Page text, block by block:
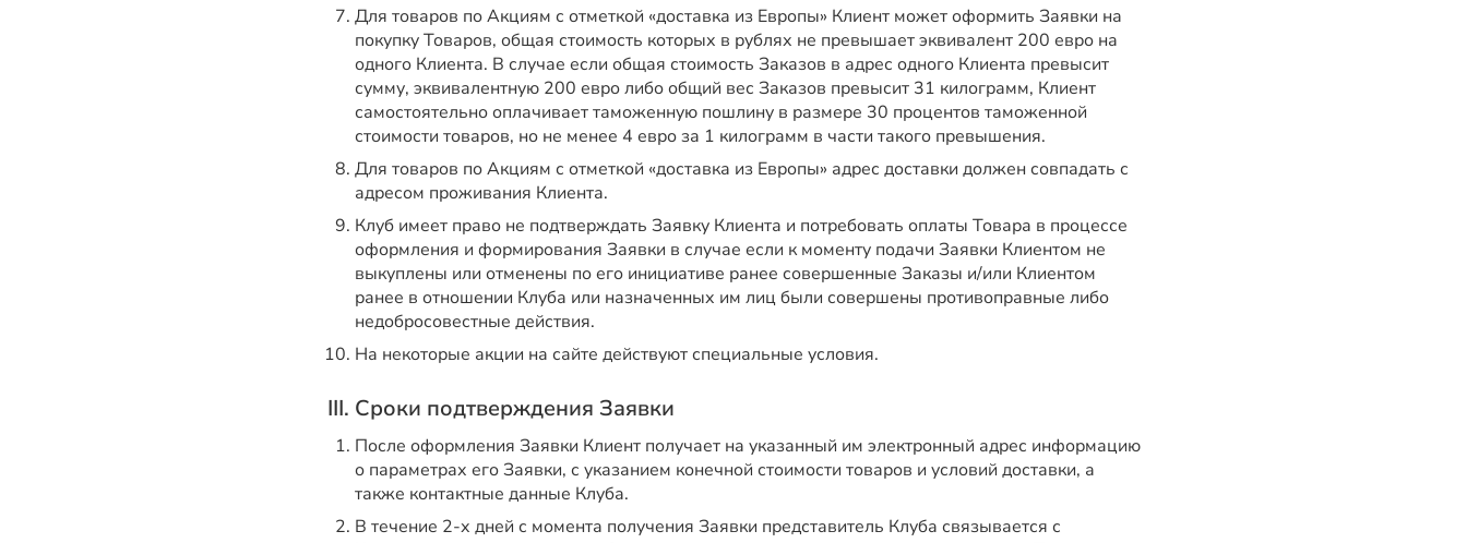
Для товаров по Акциям с отметкой «доставка из Европы» Клиент может оформить Заявки на
покупку Товаров, общая стоимость которых в рублях не превышает эквивалент 200 евро на
одного Клиента. В случае если общая стоимость Заказов в адрес одного Клиента превысит
сумму, эквивалентную 200 евро либо общий вес Заказов превысит 31 килограмм, Клиент
самостоятельно оплачивает таможенную пошлину в размере 30 процентов таможенной
стоимости товаров, но не менее 4 евро за 1 килограмм в части такого превышения.
Для товаров по Акциям с отметкой «доставка из Европы» адрес доставки должен совпадать с
адресом проживания Клиента.
Клуб имеет право не подтверждать Заявку Клиента и потребовать оплаты Товара в процессе
оформления и формирования Заявки в случае если к моменту подачи Заявки Клиентом не
выкуплены или отменены по его инициативе ранее совершенные Заказы и/или Клиентом
ранее в отношении Клуба или назначенных им лиц были совершены противоправные либо
недобросовестные действия.
На некоторые акции на сайте действуют специальные условия.
III. Сроки подтверждения Заявки
После оформления Заявки Клиент получает на указанный им электронный адрес информацию
о параметрах его Заявки, с указанием конечной стоимости товаров и условий доставки, а
также контактные данные Клуба.
В течение 2-х дней с момента получения Заявки представитель Клуба связывается с